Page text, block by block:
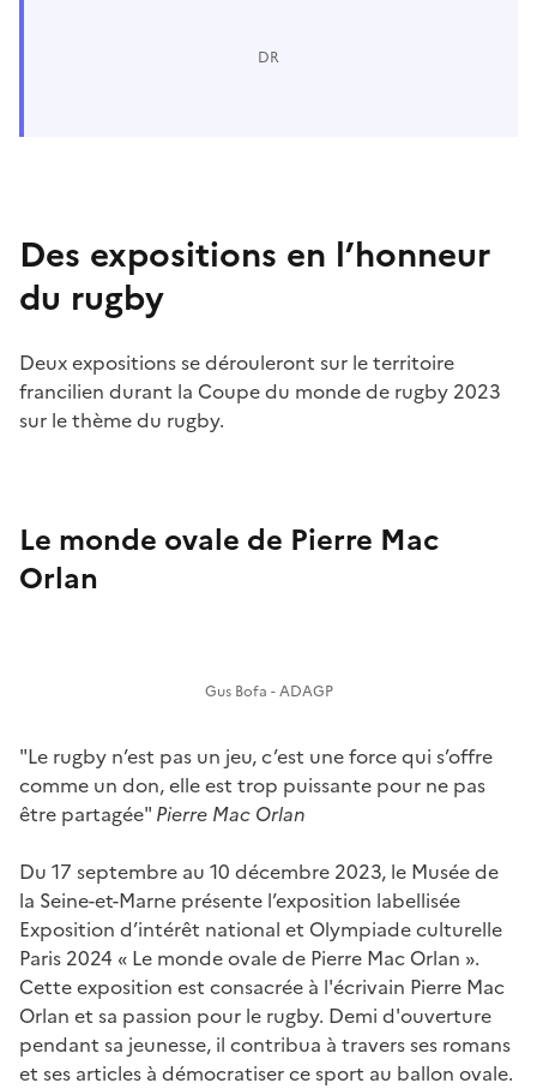
DR
Des expositions en l’honneur
du rugby
Deux expositions se dérouleront sur le territoire
francilien durant la Coupe du monde de rugby 2023
sur le thème du rugby.
Le monde ovale de Pierre Mac
Orlan
Gus Bofa - ADAGP
"Le rugby n’est pas un jeu, c’est une force qui s’offre
comme un don, elle est trop puissante pour ne pas
être partagée" Pierre Mac Orlan
Du 17 septembre au 10 décembre 2023, le Musée de
la Seine-et-Marne présente l’exposition labellisée
Exposition d’intérêt national et Olympiade culturelle
Paris 2024 « Le monde ovale de Pierre Mac Orlan ».
Cette exposition est consacrée à l'écrivain Pierre Mac
Orlan et sa passion pour le rugby. Demi d'ouverture
pendant sa jeunesse, il contribua à travers ses romans
et ses articles à démocratiser ce sport au ballon ovale.